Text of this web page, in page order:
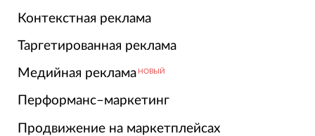
Контекстная реклама
Таргетированная реклама
Медийная реклама НОВЫЙ
Перформанс–маркетинг
Продвижение на маркетплейсах